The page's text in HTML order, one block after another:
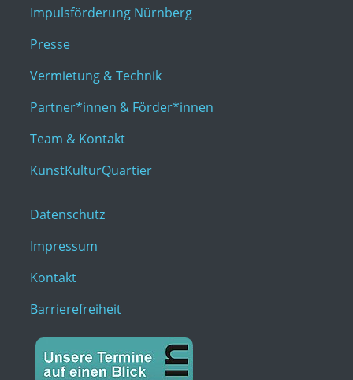
Impulsförderung Nürnberg
Presse
Vermietung & Technik
Partner*innen & Förder*innen
Team & Kontakt
KunstKulturQuartier
Datenschutz
Impressum
Kontakt
Barrierefreiheit